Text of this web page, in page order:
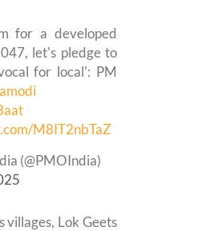
for a developed
let's pledge to
for local': PM
M8IT2nbTaZ
(@PMOIndia)
villages, Lok Geets